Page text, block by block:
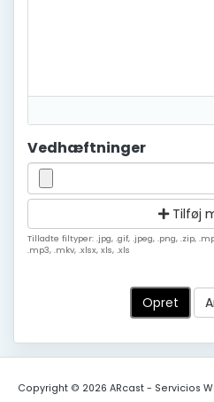
Vedhæftninger
Tilføj
Tilladte filtyper: .jpg, .gif, .jpeg, .png, .zip,
.mp3, .mkv, .xlsx, xls, .xls
Copyright © 2026 ARcast - Servicios